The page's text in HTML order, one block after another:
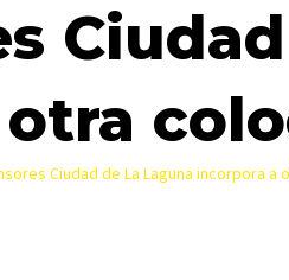
Ciudad de La Laguna incorpora a